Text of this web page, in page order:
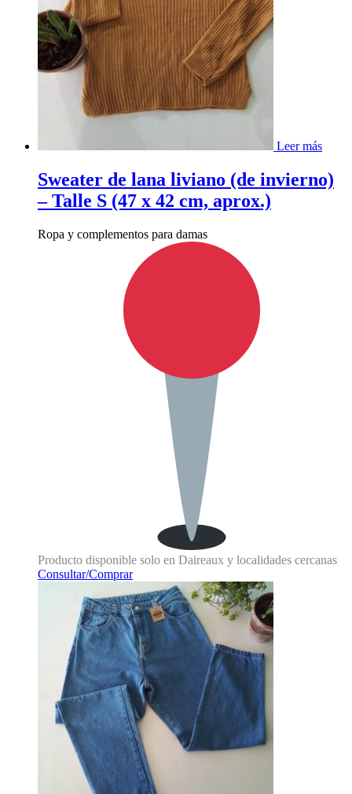
Leer más
Sweater de lana liviano (de invierno)
– Talle S (47 x 42 cm, aprox.)
Ropa y complementos para damas
Producto disponible solo en Daireaux y localidades cercanas
Consultar/Comprar